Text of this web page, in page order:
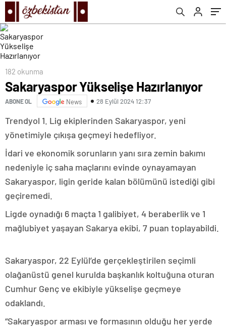
182 okunma
Sakaryaspor Yükselişe Hazırlanıyor
ABONE OL News 28 Eylül 2024 12:37
Trendyol 1. Lig ekiplerinden Sakaryaspor, yeni
yönetimiyle çıkışa geçmeyi hedefliyor.
İdari ve ekonomik sorunların yanı sıra zemin bakımı
nedeniyle iç saha maçlarını evinde oynayamayan
Sakaryaspor, ligin geride kalan bölümünü istediği gibi
geçiremedi.
Ligde oynadığı 6 maçta 1 galibiyet, 4 beraberlik ve 1
mağlubiyet yaşayan Sakarya ekibi, 7 puan toplayabildi.
Sakaryaspor, 22 Eylül’de gerçekleştirilen seçimli
olağanüstü genel kurulda başkanlık koltuğuna oturan
Cumhur Genç ve ekibiyle yükselişe geçmeye
odaklandı.
“Sakaryaspor arması ve formasının olduğu her yerde